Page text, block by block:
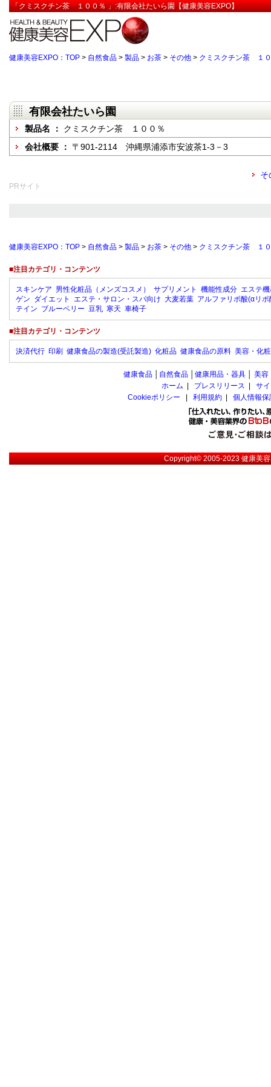
「クミスクチン茶 １００％ 」:有限会社たいら園【健康美容EXPO】
健康美容EXPO：TOP > 自然食品 > 製品 > お茶 > その他 > クミスクチン茶 １
有限会社たいら園
製品名 ： クミスクチン茶 １００％
会社概要 ： 〒901-2114 沖縄県浦添市安波茶1-3－3
そ
PRサイト
健康美容EXPO：TOP > 自然食品 > 製品 > お茶 > その他 > クミスクチン茶 １
■注目カテゴリ・コンテンツ
スキンケア 男性化粧品（メンズコスメ） サプリメント 機能性成分 エステ
ゲン ダイエット エステ・サロン・スパ向け 大麦若葉 アルファリポ酸(αリポ
テイン ブルーベリー 豆乳 寒天 車椅子
■注目カテゴリ・コンテンツ
決済代行 印刷 健康食品の製造(受託製造) 化粧品 健康食品の原料 美容・化
健康食品 自然食品 健康用品・器具 美容
ホーム
プレスリリース
サ
Cookieポリシー
利用規約 個人情報
Copyright© 2005-2023健康美